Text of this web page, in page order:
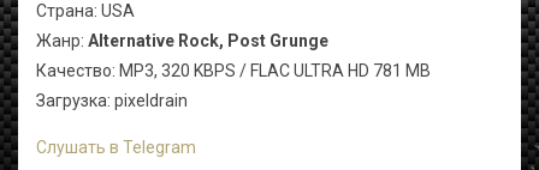
Страна: USA
Жанр: Alternative Rock, Post Grunge
Качество: MP3, 320 KBPS / FLAC ULTRA HD 781 MB
Загрузка: pixeldrain
Слушать в Telegram